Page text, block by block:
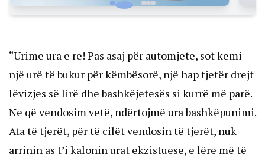
“Urime ura e re! Pas asaj për automjete, sot kemi
një urë të bukur për këmbësorë, një hap tjetër drejt
lëvizjes së lirë dhe bashkëjetesës si kurrë më parë.
Ne që vendosim vetë, ndërtojmë ura bashkëpunimi.
Ata të tjerët, për të cilët vendosin të tjerët, nuk
arrinin as t’i kalonin urat ekzistuese, e lëre më të